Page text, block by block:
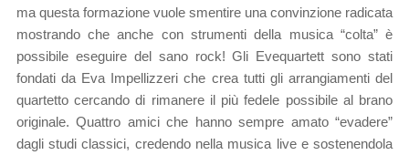
ma questa formazione vuole smentire una convinzione radicata
mostrando che anche con strumenti della musica “colta” è
possibile eseguire del sano rock!Gli Evequartett sono stati
fondati da Eva Impellizzeri che crea tutti gli arrangiamenti del
quartetto cercando di rimanere il più fedele possibile al brano
originale. Quattro amici che hanno sempre amato “evadere”
dagli studi classici, credendo nella musica live e sostenendola